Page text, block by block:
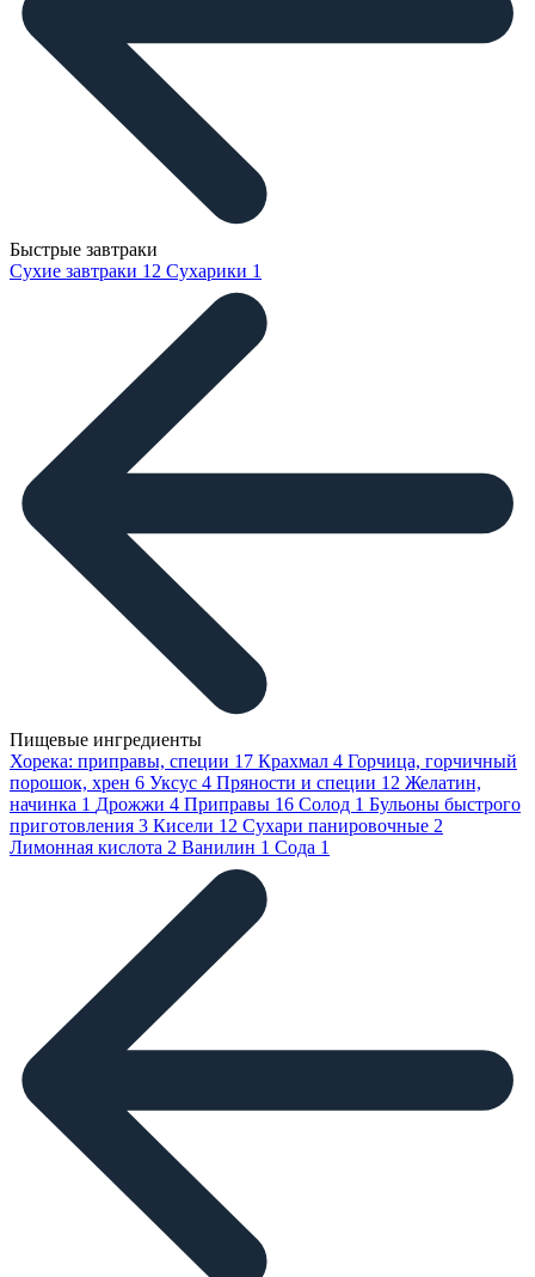
Быстрые завтраки
Сухие завтраки 12 Сухарики 1
Пищевые ингредиенты
Хорека: приправы, специи 17 Крахмал 4 Горчица, горчичный
порошок, хрен 6 Уксус 4 Пряности и специи 12 Желатин,
начинка 1 Дрожжи 4 Приправы 16 Солод 1 Бульоны быстрого
приготовления 3 Кисели 12 Сухари панировочные 2
Лимонная кислота 2 Ванилин 1 Сода 1